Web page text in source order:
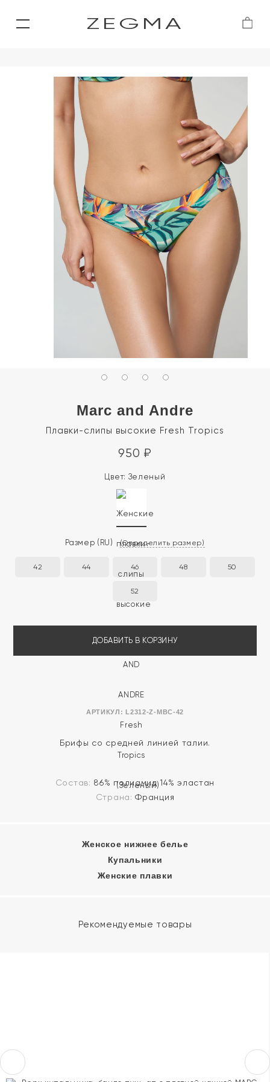
ZEGMA
Marc and Andre
Плавки-слипы высокие Fresh Tropics
АРТИКУЛ:L2312-Z-MBC-42
950 ₽
Цвет: Зеленый
Размер (RU) (Определить размер)
42 44 46 48 50
52
ДОБАВИТЬ В КОРЗИНУ
Брифы со средней линией талии.
Состав: 86% полиамид 14% эластан
Страна:Франция
Женское нижнее белье
Купальники
Женские плавки
Рекомендуемые товары